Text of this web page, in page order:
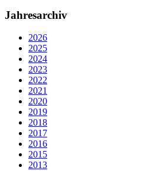
Jahresarchiv
2026
2025
2024
2023
2022
2021
2020
2019
2018
2017
2016
2015
2013